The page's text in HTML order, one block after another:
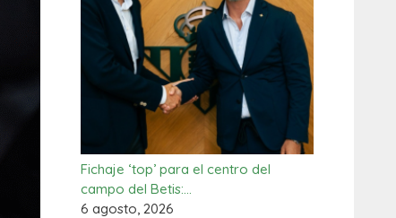
Fichaje ‘top’ para el centro del
campo del Betis:…
6 agosto, 2026